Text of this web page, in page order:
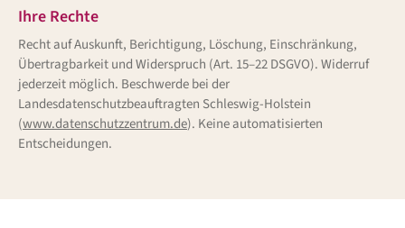
Ihre Rechte
Recht auf Auskunft, Berichtigung, Löschung, Einschränkung,
Übertragbarkeit und Widerspruch (Art. 15–22 DSGVO). Widerruf
jederzeit möglich. Beschwerde bei der
Landesdatenschutzbeauftragten Schleswig-Holstein
(www.datenschutzzentrum.de). Keine automatisierten
Entscheidungen.